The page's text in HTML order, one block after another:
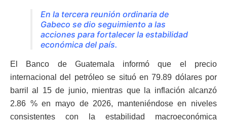
En la tercera reunión ordinaria de
Gabeco se dio seguimiento a las
acciones para fortalecer la estabilidad
económica del país.
El Banco de Guatemala informó que el precio
internacional del petróleo se situó en 79.89 dólares por
barril al 15 de junio, mientras que la inflación alcanzó
2.86 % en mayo de 2026, manteniéndose en niveles
consistentes con la estabilidad macroeconómica